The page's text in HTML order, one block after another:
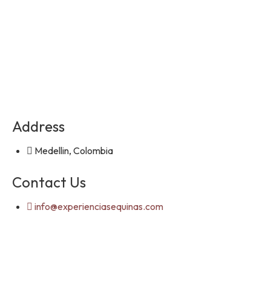
Address
Medellin, Colombia
Contact Us
info@experienciasequinas.com